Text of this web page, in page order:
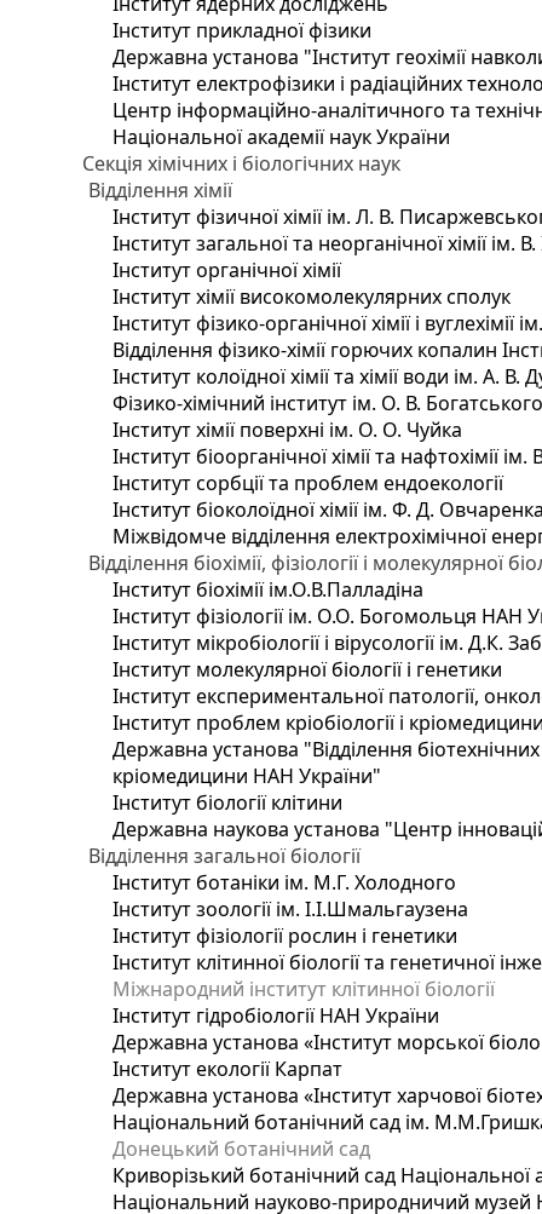
Інститут прикладної фізики
Державна установа "Інститут геохімії
Інститут електрофізики і радіаційних
Центр інформаційно-аналітичного та
Національної академії наук України
Секція хімічних і біологічних наук
Відділення хімії
Інститут фізичної хімії ім. Л. В.
Інститут загальної та неорганічної хімії ім.
Інститут органічної хімії
Інститут хімії високомолекулярних сполук
Інститут фізико-органічної хімії і
Відділення фізико-хімії горючих копалин
Інститут колоїдної хімії та хімії води ім. А.
Фізико-хімічний інститут ім. О. В.
Інститут хімії поверхні ім. О. О. Чуйка
Інститут біоорганічної хімії та нафтохімії
Інститут сорбції та проблем ендоекології
Інститут біоколоїдної хімії ім. Ф. Д.
Міжвідомче відділення електрохімічної
Відділення біохімії, фізіології і молекулярної
Інститут біохімії ім.О.В.Палладіна
Інститут фізіології ім. О.О. Богомольця НАН
Інститут мікробіології і вірусології ім. Д.К.
Інститут молекулярної біології і генетики
Інститут експериментальної патології,
Інститут проблем кріобіології і
Державна установа "Відділення
кріомедицини НАН України"
Інститут біології клітини
Державна наукова установа "Центр
Відділення загальної біології
Інститут ботаніки ім. М.Г. Холодного
Інститут зоології ім. І.І.Шмальгаузена
Інститут фізіології рослин і генетики
Інститут клітинної біології та генетичної
Міжнародний інститут клітинної біології
Інститут гідробіології НАН України
Державна установа «Інститут морської
Інститут екології Карпат
Державна установа «Інститут харчової
Національний ботанічний сад ім.
Донецький ботанічний сад
Криворізький ботанічний сад Національної
Національний науково-природничий музей